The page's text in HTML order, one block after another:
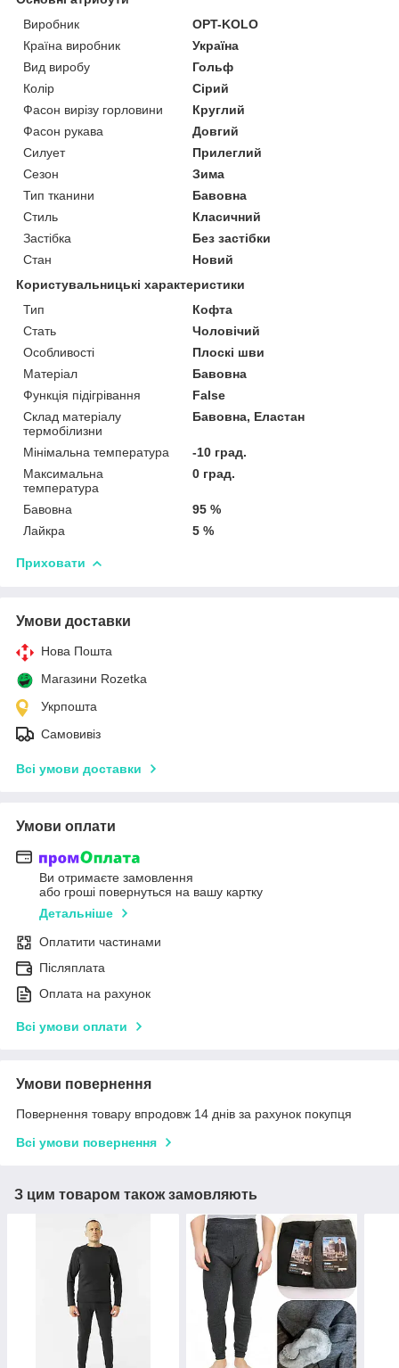
Виробник
OPT-KOLO
Країна виробник
Україна
Вид виробу
Гольф
Колір
Сірий
Фасон вирізу горловини
Круглий
Фасон рукава
Довгий
Силует
Прилеглий
Сезон
Зима
Тип тканини
Бавовна
Стиль
Класичний
Застібка
Без застібки
Стан
Новий
Користувальницькі характеристики
Тип
Кофта
Стать
Чоловічий
Особливості
Плоскі шви
Матеріал
Бавовна
Функція підігрівання
False
Склад матеріалу
термобілизни
Бавовна, Еластан
Мінімальна температура
-10 град.
Максимальна
температура
0 град.
Бавовна
95 %
Лайкра
5 %
Приховати
Умови доставки
Нова Пошта
Магазини Rozetka
Укрпошта
Самовивіз
Всі умови доставки
Умови оплати
Ви отримаєте замовлення
або гроші повернуться на вашу картку
Детальніше
Оплатити частинами
Післяплата
Оплата на рахунок
Всі умови оплати
Умови повернення
Повернення товару впродовж 14 днів за рахунок покупця
Всі умови повернення
З цим товаром також замовляють